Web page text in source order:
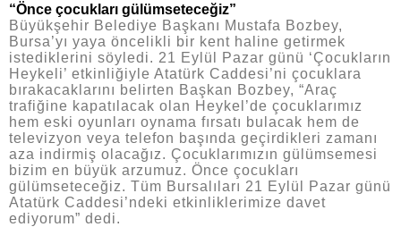
“Önce çocukları gülümseteceğiz”
Büyükşehir Belediye Başkanı Mustafa Bozbey,
Bursa’yı yaya öncelikli bir kent haline getirmek
istediklerini söyledi. 21 Eylül Pazar günü ‘Çocukların
Heykeli’ etkinliğiyle Atatürk Caddesi’ni çocuklara
bırakacaklarını belirten Başkan Bozbey, “Araç
trafiğine kapatılacak olan Heykel’de çocuklarımız
hem eski oyunları oynama fırsatı bulacak hem de
televizyon veya telefon başında geçirdikleri zamanı
aza indirmiş olacağız. Çocuklarımızın gülümsemesi
bizim en büyük arzumuz. Önce çocukları
gülümseteceğiz. Tüm Bursalıları 21 Eylül Pazar günü
Atatürk Caddesi’ndeki etkinliklerimize davet
ediyorum” dedi.